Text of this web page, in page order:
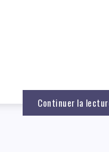
Continuer la